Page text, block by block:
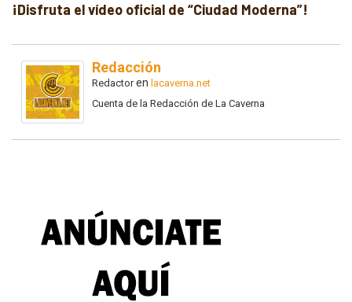
¡Disfruta el vídeo oficial de “Ciudad Moderna”!
Redacción
Redactoren lacaverna.net
Cuenta de la Redacción de La Caverna